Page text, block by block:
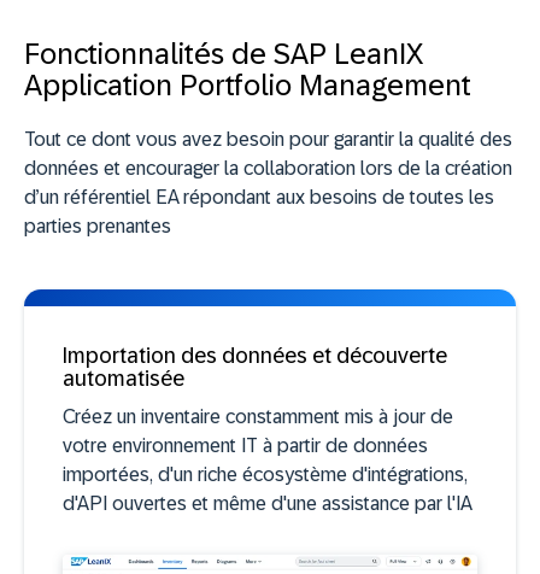
Fonctionnalités de SAP LeanIX
Application Portfolio Management
Tout ce dont vous avez besoin pour garantir la qualité des
données et encourager la collaboration lors de la création
d’un référentiel EA répondant aux besoins de toutes les
parties prenantes
Importation des données et découverte
automatisée
Créez un inventaire constamment mis à jour de
votre environnement IT à partir de données
importées, d'un riche écosystème d'intégrations,
d'API ouvertes et même d'une assistance par l'IA